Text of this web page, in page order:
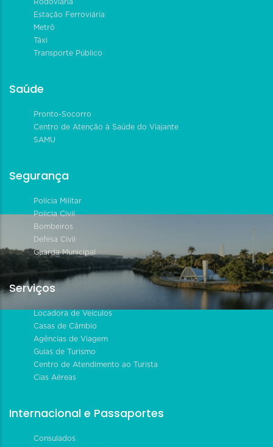
Rodoviária
Estação Ferroviária
Metrô
Táxi
Transporte Público
Saúde
Pronto-Socorro
Centro de Atenção à Saúde do Viajante
SAMU
Segurança
Polícia Militar
Polícia Civil
Bombeiros
Defesa Civil
Guarda Municipal
Serviços
Locadora de Veículos
Casas de Câmbio
Agências de Viagem
Guias de Turismo
Centro de Atendimento ao Turista
Cias Aéreas
Internacional e Passaportes
Consulados